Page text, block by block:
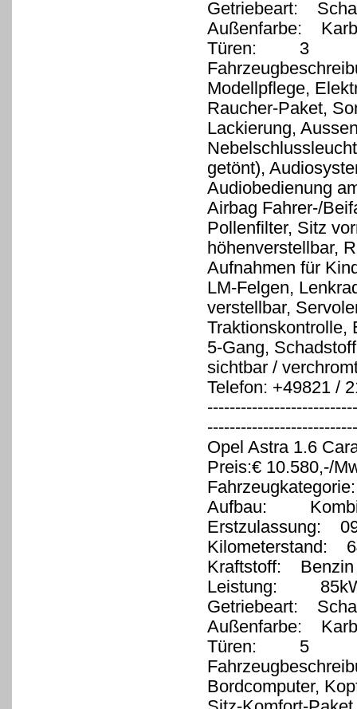
Getriebeart:
Außenfarbe:
Türen: 3
Modellpflege,
Raucher-Paket,
Lackierung,
getönt),
Audiobedienung
Airbag Fahrer-/
Pollenfilter, Sitz
höhenverstellbar,
Aufnahmen für
LM-Felgen,
verstellbar,
Traktionskontrolle,
5-Gang,
sichtbar /
Telefon: +49821 /
Opel Astra 1.6
Preis:€ 10.580,-/
Aufbau:
Erstzulassung:
Kilometerstand:
Kraftstoff: Benzin
Leistung: 85kW
Getriebeart:
Außenfarbe:
Türen: 5
Bordcomputer,